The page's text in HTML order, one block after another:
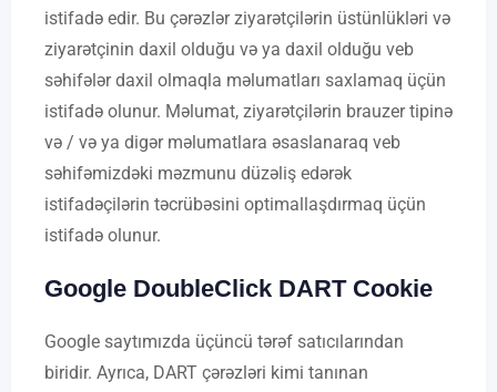
istifadə edir. Bu çərəzlər ziyarətçilərin üstünlükləri və
ziyarətçinin daxil olduğu və ya daxil olduğu veb
səhifələr daxil olmaqla məlumatları saxlamaq üçün
istifadə olunur. Məlumat, ziyarətçilərin brauzer tipinə
və / və ya digər məlumatlara əsaslanaraq veb
səhifəmizdəki məzmunu düzəliş edərək
istifadəçilərin təcrübəsini optimallaşdırmaq üçün
istifadə olunur.
Google DoubleClick DART Cookie
Google saytımızda üçüncü tərəf satıcılarından
biridir. Ayrıca, DART çərəzləri kimi tanınan